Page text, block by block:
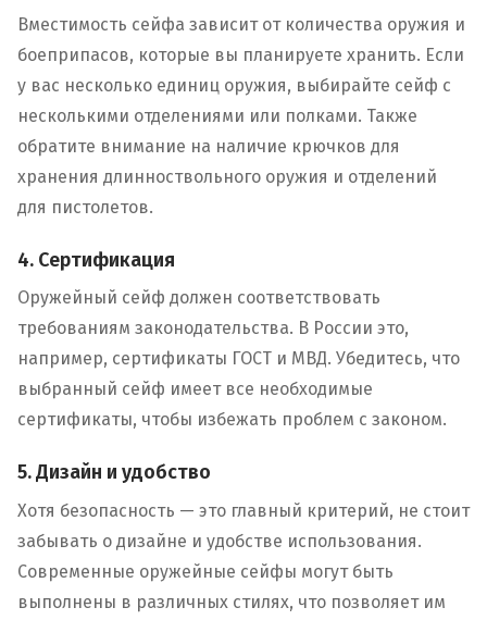
Вместимость сейфа зависит от количества оружия и
боеприпасов, которые вы планируете хранить. Если
у вас несколько единиц оружия, выбирайте сейф с
несколькими отделениями или полками. Также
обратите внимание на наличие крючков для
хранения длинноствольного оружия и отделений
для пистолетов.
4. Сертификация
Оружейный сейф должен соответствовать
требованиям законодательства. В России это,
например, сертификаты ГОСТ и МВД. Убедитесь, что
выбранный сейф имеет все необходимые
сертификаты, чтобы избежать проблем с законом.
5. Дизайн и удобство
Хотя безопасность — это главный критерий, не стоит
забывать о дизайне и удобстве использования.
Современные оружейные сейфы могут быть
выполнены в различных стилях, что позволяет им